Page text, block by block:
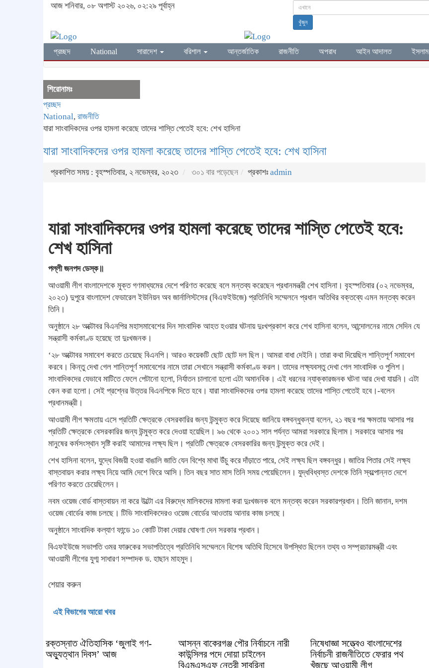
আজ শনিবার, ০৮ অগাস্ট ২০২৬, ০২:২৯ পূর্বাহ্ন
খুঁজুন
প্রচ্ছদ National সারাদেশ বরিশাল আন্তর্জাতিক রাজনীতি অপরাধ আইন আদালত ইসলাম
শিরোনামঃ
প্রচ্ছদ
National, রাজনীতি
যারা সাংবাদিকদের ওপর হামলা করেছে তাদের শাস্তি পেতেই হবে: শেখ হাসিনা
যারা সাংবাদিকদের ওপর হামলা করেছে তাদের শাস্তি পেতেই হবে: শেখ হাসিনা
প্রকাশিত সময় : বৃহস্পতিবার, ২ নভেম্বর, ২০২৩ ৩০১ বার পড়েছেন প্রকাশঃ admin
যারা সাংবাদিকদের ওপর হামলা করেছে তাদের শাস্তি পেতেই হবে:
শেখ হাসিনা
পল্লী জনপদ ডেস্ক॥
আওয়ামী লীগ বাংলাদেশকে মুক্ত গণমাধ্যমের দেশে পরিণত করেছে বলে মন্তব্য করেছেন প্রধানমন্ত্রী শেখ হাসিনা। বৃহস্পতিবার (০২ নভেম্বর,
২০২৩) দুপুরে বাংলাদেশ ফেডারেল ইউনিয়ন অব জার্নালিস্টসের (বিএফইউজে) প্রতিনিধি সম্মেলনে প্রধান অতিথির বক্তব্যে এমন মন্তব্য করেন
তিনি।
অনুষ্ঠানে ২৮ অক্টোবর বিএনপির মহাসমাবেশের দিন সাংবাদিক আহত হওয়ার ঘটনায় দুঃখপ্রকাশ করে শেখ হাসিনা বলেন, আন্দোলনের নামে সেদিন যে
সন্ত্রাসী কর্মকাণ্ড হয়েছে তা দুঃখজনক।
‘২৮ অক্টোবর সমাবেশ করতে চেয়েছে বিএনপি। আরও কয়েকটি ছোট ছোট দল ছিল। আমরা বাধা দেইনি। তারা কথা দিয়েছিল শান্তিপূর্ণ সমাবেশ
করবে। কিন্তু দেখা গেল শান্তিপূর্ণ সমাবেশের নামে তারা সেখানে সন্ত্রাসী কর্মকাণ্ড করল। তাদের লক্ষ্যবস্তু দেখা গেল সাংবাদিক ও পুলিশ।
সাংবাদিকদের যেভাবে মাটিতে ফেলে পেটানো হলো, নির্যাতন চালানো হলো এটা অমানবিক। এই ধরনের ন্যাক্কারজনক ঘটনা আর দেখা যায়নি। এটা
কেন করা হলো। সেই প্রশ্নের উত্তর বিএনপিকে দিতে হবে। যারা সাংবাদিকদের ওপর হামলা করেছে তাদের শাস্তি পেতেই হবে।-বলেন
প্রধানমন্ত্রী।
আওয়ামী লীগ ক্ষমতায় এসে প্রতিটি ক্ষেত্রকে বেসরকারির জন্য উন্মুক্ত করে দিয়েছে জানিয়ে বঙ্গবন্ধুকন্যা বলেন, ২১ বছর পর ক্ষমতায় আসার পর
প্রতিটি ক্ষেত্রকে বেসরকারির জন্য উন্মুক্ত করে দেওয়া হয়েছিল। ৯৬ থেকে ২০০১ সাল পর্যন্ত আমরা সরকারে ছিলাম। সরকারে আসার পর
মানুষের কর্মসংস্থান সৃষ্টি করাই আমাদের লক্ষ্য ছিল। প্রতিটি ক্ষেত্রকে বেসরকারির জন্য উন্মুক্ত করে দেই।
শেখ হাসিনা বলেন, যুদ্ধে বিজয়ী হওয়া বাঙালি জাতি যেন বিশ্বে মাথা উঁচু করে দাঁড়াতে পারে, সেই লক্ষ্য ছিল বঙ্গবন্ধুর। জাতির পিতার সেই লক্ষ্য
বাস্তবায়ন করার লক্ষ্য নিয়ে আমি দেশে ফিরে আসি। তিন বছর সাত মাস তিনি সময় পেয়েছিলেন। যুদ্ধবিধ্বস্ত দেশকে তিনি স্বল্পোন্নত দেশে
পরিণত করতে চেয়েছিলেন।
নবম ওয়েজ বোর্ড বাস্তবায়ন না করে উল্টো এর বিরুদ্ধে মালিকদের মামলা করা দুঃখজনক বলে মন্তব্য করেন সরকারপ্রধান। তিনি জানান, দশম
ওয়েজ বোর্ডের কাজ চলছে। টিভি সাংবাদিকদেরও ওয়েজ বোর্ডের আওতায় আনার কাজ চলছে।
অনুষ্ঠানে সাংবাদিক কল্যাণ ফান্ডে ১০ কোটি টাকা দেয়ার ঘোষণা দেন সরকার প্রধান।
বিএফইউজে সভাপতি ওমর ফারুকের সভাপতিত্বে প্রতিনিধি সম্মেলনে বিশেষ অতিথি হিসেবে উপস্থিত ছিলেন তথ্য ও সম্প্রচারমন্ত্রী এবং
আওয়ামী লীগের যুগ্ম সাধারণ সম্পাদক ড. হাছান মাহমুদ।
শেয়ার করুন
এই বিভাগের আরো খবর
রক্তস্নাত ঐতিহাসিক ‌‘জুলাই গণ-
অভ্যুত্থান দিবস’ আজ
আসন্ন বাকেরগঞ্জ পৌর নির্বাচনে নারী
কাউন্সিলর পদে দোয়া চাইলেন
বিএমএসএফ নেত্রী সাবরিনা
নিষেধাজ্ঞা সত্ত্বেও বাংলাদেশের
নির্বাচনী রাজনীতিতে ফেরার পথ
খুঁজছে আওয়ামী লীগ